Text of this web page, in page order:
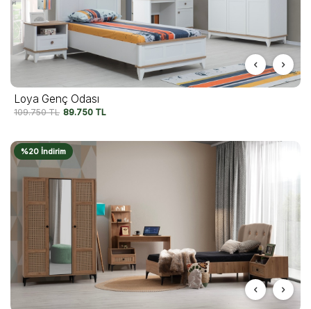
Loya Genç Odası
109.750TL 89.750 TL
%20 İndirim